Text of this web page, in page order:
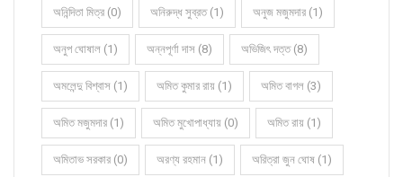
অনিন্দিতা মিত্র (0) অনিরুদ্ধ সুব্রত (1) অনুজ মজুমদার (1)
অনুপ ঘোষাল (1) অন্নপূর্ণা দাস (8) অভিজিৎ দত্ত (8)
অমলেন্দু বিশ্বাস (1) অমিত কুমার রায় (1) অমিত বাগল (3)
অমিত মজুমদার (1) অমিত মুখোপাধ্যায় (0) অমিত রায় (1)
অমিতাভ সরকার (0) অরণ্য রহমান (1) অরিত্রা জুন ঘোষ (1)